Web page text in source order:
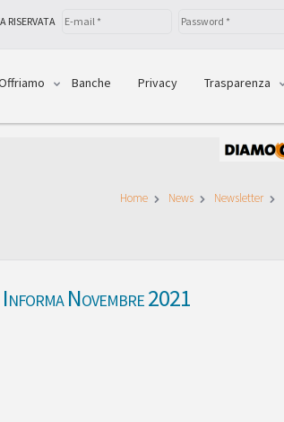
RISERVATA
Banche Privacy Trasparenza
Home News Newsletter
Novembre 2021